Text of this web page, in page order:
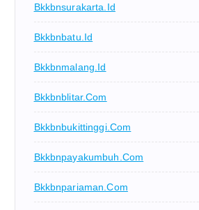
Bkkbnsurakarta.id
Bkkbnbatu.id
Bkkbnmalang.id
Bkkbnblitar.com
Bkkbnbukittinggi.com
Bkkbnpayakumbuh.com
Bkkbnpariaman.com